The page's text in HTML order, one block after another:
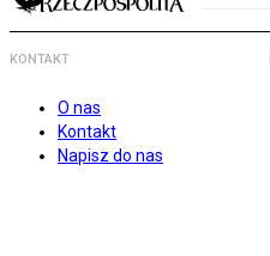
KONTAKT
O nas
Kontakt
Napisz do nas